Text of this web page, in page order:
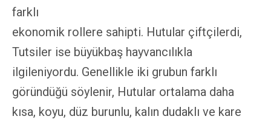
farklı
ekonomik rollere sahipti. Hutular çiftçilerdi,
Tutsiler ise büyükbaş hayvancılıkla
ilgileniyordu. Genellikle iki grubun farklı
göründüğü söylenir, Hutular ortalama daha
kısa, koyu, düz burunlu, kalın dudaklı ve kare